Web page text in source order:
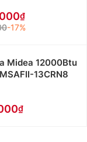
-17%
Midea 12000Btu
13CRN8